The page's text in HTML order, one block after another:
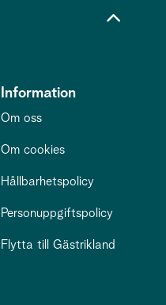
Information
Om oss
Om cookies
Hållbarhetspolicy
Personuppgiftspolicy
Flytta till Gästrikland